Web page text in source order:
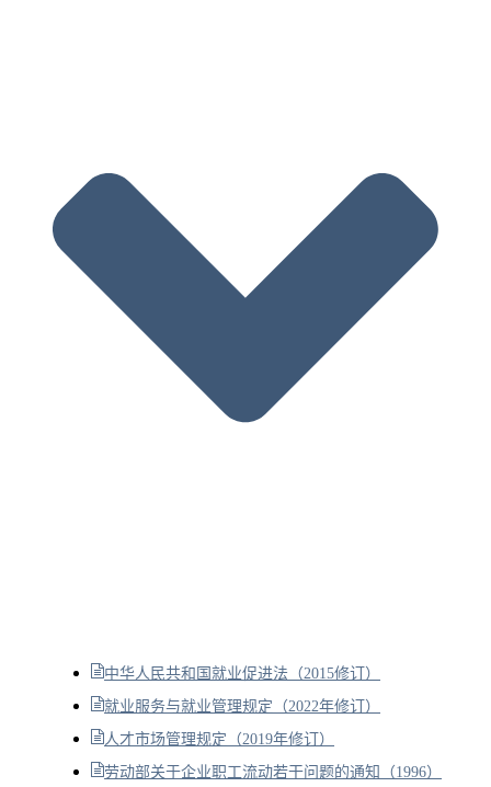
中华人民共和国就业促进法（2015修订）
就业服务与就业管理规定（2022年修订）
人才市场管理规定（2019年修订）
劳动部关于企业职工流动若干问题的通知（1996）